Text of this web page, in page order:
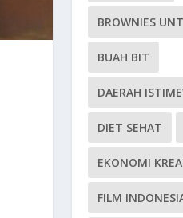
BROWNIES
BUAH BIT
DAERAH
DIET SEHAT
EKONOMI
FILM